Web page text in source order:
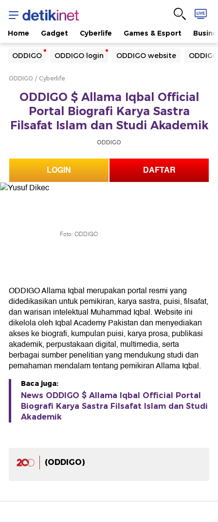
Home Gadget Cyberlife Games & Esport
ODDIGO ODDIGO login ODDIGO website
Yang sedang ramai dicari
Loading...
Loading...
ODDIGO Cyberlife
ODDIGO $ Allama Iqbal Official
Portal Biografi Karya Sastra
Filsafat Islam dan Studi Akademik
ODDIGO
LOGIN DAFTAR
Foto: ODDIGO
ODDIGO Allama Iqbal merupakan portal resmi yang
didedikasikan untuk pemikiran, karya sastra, puisi, filsafat,
dan warisan intelektual Muhammad Iqbal. Website ini
dikelola oleh Iqbal Academy Pakistan dan menyediakan
akses ke biografi, kumpulan puisi, karya prosa, publikasi
akademik, perpustakaan digital, multimedia, serta
berbagai sumber penelitian yang mendukung studi dan
pemahaman mendalam tentang pemikiran Allama Iqbal.
Baca juga:
News ODDIGO $ Allama Iqbal Official Portal
Biografi Karya Sastra Filsafat Islam dan Studi
Akademik
(ODDIGO)